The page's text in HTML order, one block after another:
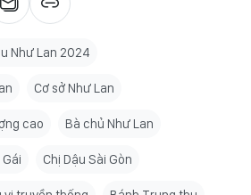
Như Lan 2024
Cơ sở Như Lan
cao Bà chủ Như Lan
Gái Chị Dậu Sài Gòn